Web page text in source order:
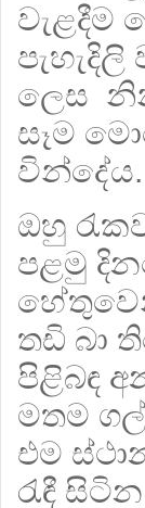
වැළදීම
ලෙස
සෑම
වින්දේය.
ඔහු
පළමු
තඩි බා
පිළිබඳ
මතම
එම
රැඳී